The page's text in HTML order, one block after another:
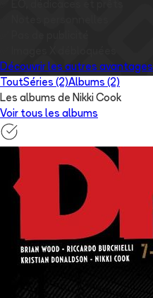
Découvrir les autres avantages
ToutSéries (2)Albums (2)
Les albums de Nikki Cook
Voir tous les albums